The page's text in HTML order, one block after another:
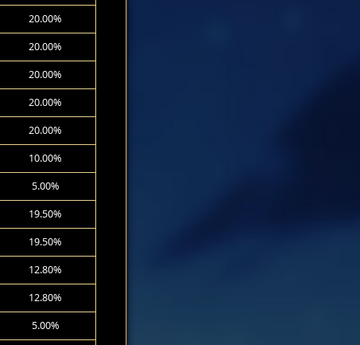
20.00%
20.00%
20.00%
20.00%
20.00%
10.00%
5.00%
19.50%
19.50%
12.80%
12.80%
5.00%